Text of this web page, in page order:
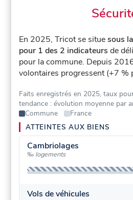
En 2025, Tricot se situesous
pour 1 des 2 indicateurs de
pour la commune. Depuis
volontaires progressent (+7 %
Faits enregistrés en 2025, taux
tendance : évolution moyenne par
Commune
France
ATTEINTES AUX BIENS
Cambriolages
‰ logements
Vols de véhicules